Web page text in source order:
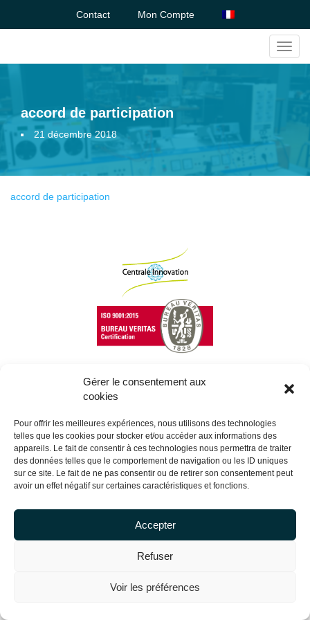
Gérer le consentement aux
cookies
Pour offrir les meilleures expériences, nous utilisons des technologies
telles que les cookies pour stocker et/ou accéder aux informations des
appareils. Le fait de consentir à ces technologies nous permettra de traiter
des données telles que le comportement de navigation ou les ID uniques
sur ce site. Le fait de ne pas consentir ou de retirer son consentement peut
avoir un effet négatif sur certaines caractéristiques et fonctions.
Accepter
Refuser
Voir les préférences
Contact Mon Compte
accord de participation
21 décembre 2018
accord de participation
Copyright Centrale Innovation © 2026 |